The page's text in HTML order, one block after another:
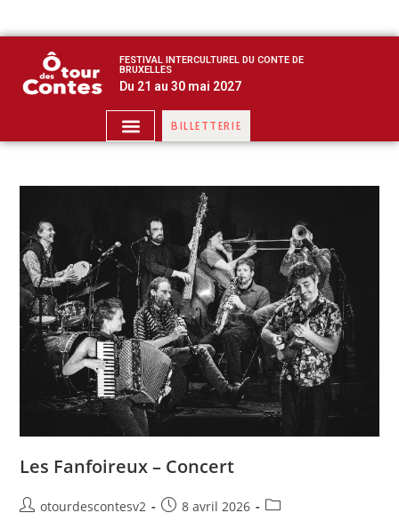
FESTIVAL INTERCULTUREL DU CONTE DE
BRUXELLES
Du 21 au 30 mai 2027
BILLETTERIE
Les Fanfoireux – Concert
otourdescontesv2 8 avril 2026